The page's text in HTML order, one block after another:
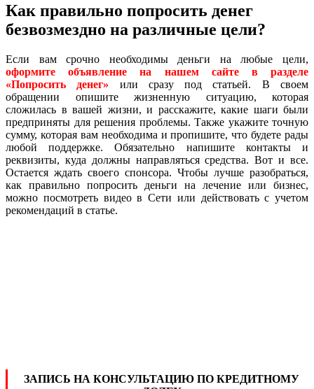
Как правильно попросить денег
безвозмездно на различные цели?
Если вам срочно необходимы деньги на любые цели,
оформите объявление на нашем сайте в разделе
«Попросить денег»
или сразу под статьей. В своем
обращении опишите жизненную ситуацию, которая
сложилась в вашей жизни, и расскажите, какие шаги были
предприняты для решения проблемы. Также укажите точную
сумму, которая вам необходима и пропишите, что будете рады
любой поддержке. Обязательно напишите контакты и
реквизиты, куда должны направляться средства. Вот и все.
Остается ждать своего спонсора. Чтобы лучше разобраться,
как правильно попросить деньги на лечение или бизнес,
можно посмотреть видео в Сети или действовать с учетом
рекомендаций в статье.
ЗАПИСЬ НА КОНСУЛЬТАЦИЮ ПО КРЕДИТНОМУ